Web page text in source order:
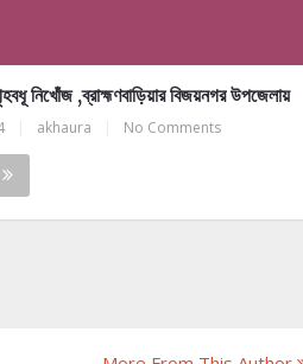
নিখোঁজ ,ব্রাহ্মণবাড়িয়ার বিজয়নগর উপজেলায়
akhaura No Comments